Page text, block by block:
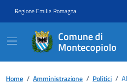
Regione Emilia Romagna
Comune di
Montecopiolo
Contenuti in
Home / Amministrazione / Politici /